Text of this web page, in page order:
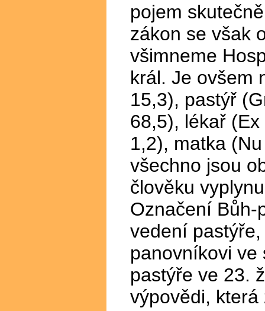
pojem
zákon se však
všimneme
král. Je ovšem
15,3), pastýř
68,5), lékař
1,2), matka
všechno jsou
člověku
Označení Bůh-
vedení
panovníkovi ve
pastýře ve 23.
výpovědi,